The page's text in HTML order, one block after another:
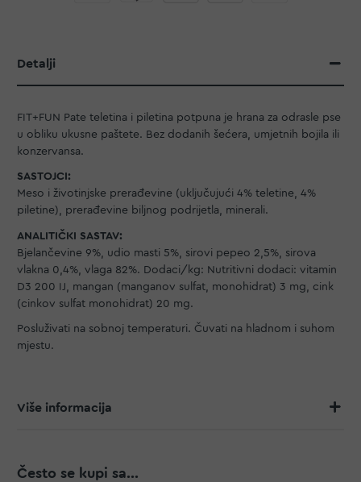
Detalji
FIT+FUN Pate teletina i piletina potpuna je hrana za odrasle pse
u obliku ukusne paštete. Bez dodanih šećera, umjetnih bojila ili
konzervansa.
SASTOJCI:
Meso i životinjske prerađevine (uključujući 4% teletine, 4%
piletine), prerađevine biljnog podrijetla, minerali.
ANALITIČKI SASTAV:
Bjelančevine 9%, udio masti 5%, sirovi pepeo 2,5%, sirova
vlakna 0,4%, vlaga 82%. Dodaci/kg: Nutritivni dodaci: vitamin
D3 200 IJ, mangan (manganov sulfat, monohidrat) 3 mg, cink
(cinkov sulfat monohidrat) 20 mg.
Posluživati na sobnoj temperaturi. Čuvati na hladnom i suhom
mjestu.
Više informacija
Često se kupi sa...